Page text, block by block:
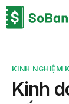
Sản phẩm
Bảng giá
Blog
KINH NGHIỆM
Kinh